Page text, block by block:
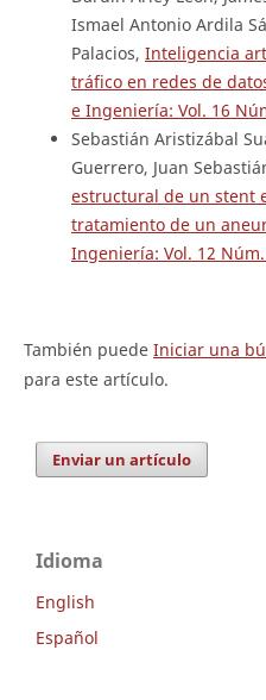
Ismael Antonio Ardila
Palacios, Inteligencia
tráfico en redes de
e Ingeniería: Vol. 16
Sebastián Aristizábal
Guerrero, Juan
estructural de un stent
tratamiento de un
Ingeniería: Vol. 12
También puede Iniciar una
para este artículo.
Enviar un artículo
Idioma
English
Español